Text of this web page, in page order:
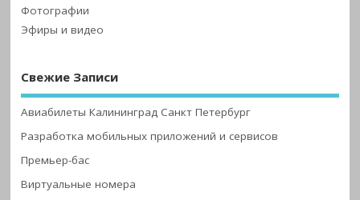
Фотографии
Эфиры и видео
Свежие Записи
Авиабилеты Калининград Санкт Петербург
Разработка мобильных приложений и сервисов
Премьер-бас
Виртуальные номера